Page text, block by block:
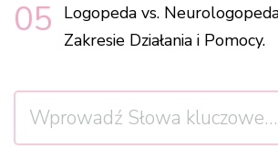
Logopeda vs.
Zakresie Działania i Pomocy.